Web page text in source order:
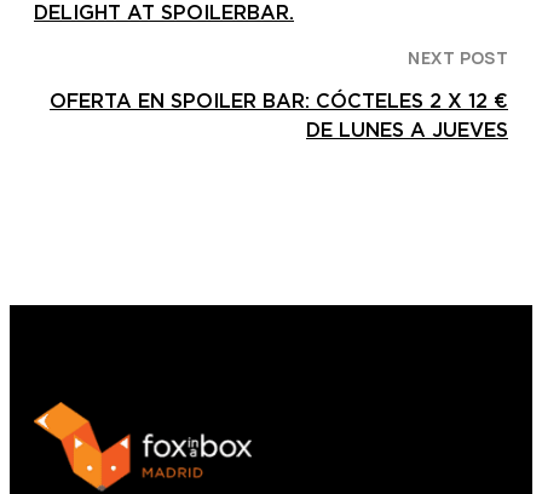
DELIGHT AT SPOILERBAR.
NEXT POST
OFERTA EN SPOILER BAR: CÓCTELES 2 X 12 €
DE LUNES A JUEVES